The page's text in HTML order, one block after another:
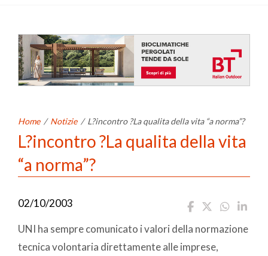
Home / Notizie / L?incontro ?La qualita della vita “a norma”?
L?incontro ?La qualita della vita
“a norma”?
02/10/2003
UNI ha sempre comunicato i valori della normazione
tecnica volontaria direttamente alle imprese,